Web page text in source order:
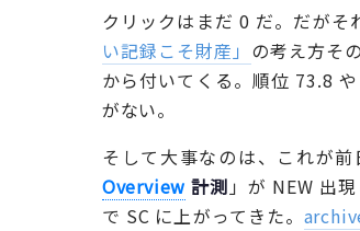
クリックはまだ 0 だ。だが
い記録こそ財産」 の考え方そ
から付いてくる。順位 73.8
がない。
そして大事なのは、これが
Overview 計測」が NEW 出
で SC に上がってきた。